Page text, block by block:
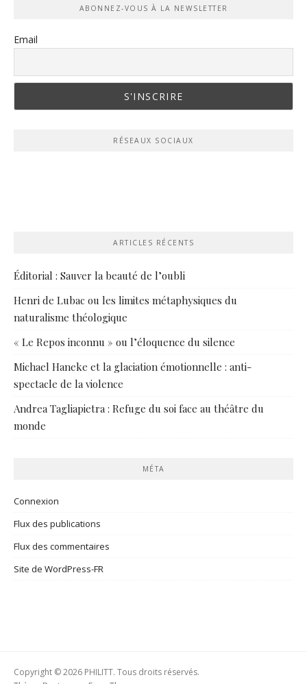
ABONNEZ-VOUS À LA NEWSLETTER
Email
RÉSEAUX SOCIAUX
ARTICLES RÉCENTS
Éditorial : Sauver la beauté de l’oubli
Henri de Lubac ou les limites métaphysiques du
naturalisme théologique
« Le Repos inconnu » ou l’éloquence du silence
Michael Haneke et la glaciation émotionnelle : anti-
spectacle de la violence
Andrea Tagliapietra : Refuge du soi face au théâtre du
monde
MÉTA
Connexion
Flux des publications
Flux des commentaires
Site de WordPress-FR
Copyright © 2026 PHILITT. Tous droits réservés.